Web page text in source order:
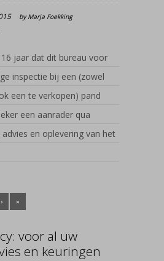
byMarja Foekking
jaar dat dit bureau voor
inspectie bij een (zowel
een te verkopen) pand
een aanrader qua
en oplevering van het
› »
voor al uw
en keuringen